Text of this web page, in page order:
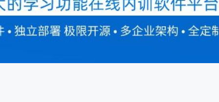
首页 / 企业内训软件开发